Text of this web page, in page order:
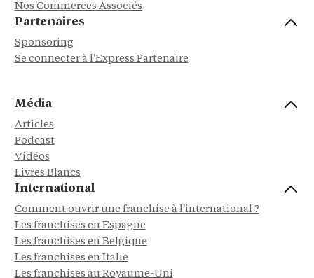
Nos Commerces Associés
Partenaires
Sponsoring
Se connecter à l'Express Partenaire
Média
Articles
Podcast
Vidéos
Livres Blancs
International
Comment ouvrir une franchise à l'international ?
Les franchises en Espagne
Les franchises en Belgique
Les franchises en Italie
Les franchises au Royaume-Uni